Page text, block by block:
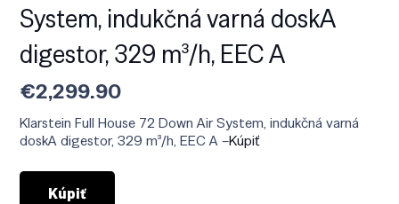
System, indukčná varná doskA
digestor, 329 m³/h, EEC A
€2,299.90
Klarstein Full House 72 Down Air System, indukčná varná
doskA digestor, 329 m³/h, EEC A –Kúpiť
Kúpiť